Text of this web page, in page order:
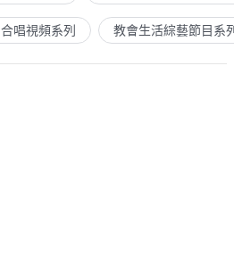
合唱視頻系列 教會生活綜藝節目系